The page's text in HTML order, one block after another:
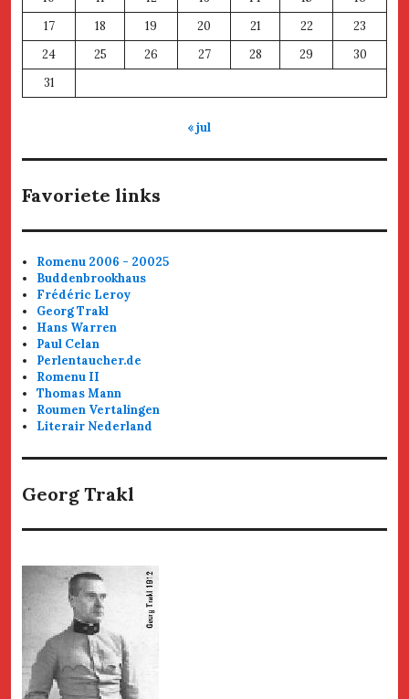
17
18 19 20 21 22
23
24
25 26 27 28 29
30
31
« jul
Favoriete links
Romenu 2006 - 20025
Buddenbrookhaus
Frédéric Leroy
Georg Trakl
Hans Warren
Paul Celan
Perlentaucher.de
Romenu II
Thomas Mann
Roumen Vertalingen
Literair Nederland
Georg Trakl